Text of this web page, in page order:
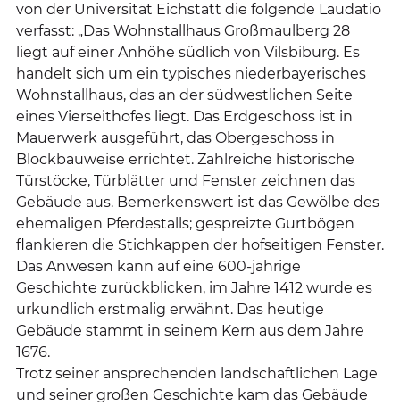
von der Universität Eichstätt die folgende Laudatio
verfasst: „Das Wohnstallhaus Großmaulberg 28
liegt auf einer Anhöhe südlich von Vilsbiburg. Es
handelt sich um ein typisches niederbayerisches
Wohnstallhaus, das an der südwestlichen Seite
eines Vierseithofes liegt. Das Erdgeschoss ist in
Mauerwerk ausgeführt, das Obergeschoss in
Blockbauweise errichtet. Zahlreiche historische
Türstöcke, Türblätter und Fenster zeichnen das
Gebäude aus. Bemerkenswert ist das Gewölbe des
ehemaligen Pferdestalls; gespreizte Gurtbögen
flankieren die Stichkappen der hofseitigen Fenster.
Das Anwesen kann auf eine 600-jährige
Geschichte zurückblicken, im Jahre 1412 wurde es
urkundlich erstmalig erwähnt. Das heutige
Gebäude stammt in seinem Kern aus dem Jahre
1676.
Trotz seiner ansprechenden landschaftlichen Lage
und seiner großen Geschichte kam das Gebäude